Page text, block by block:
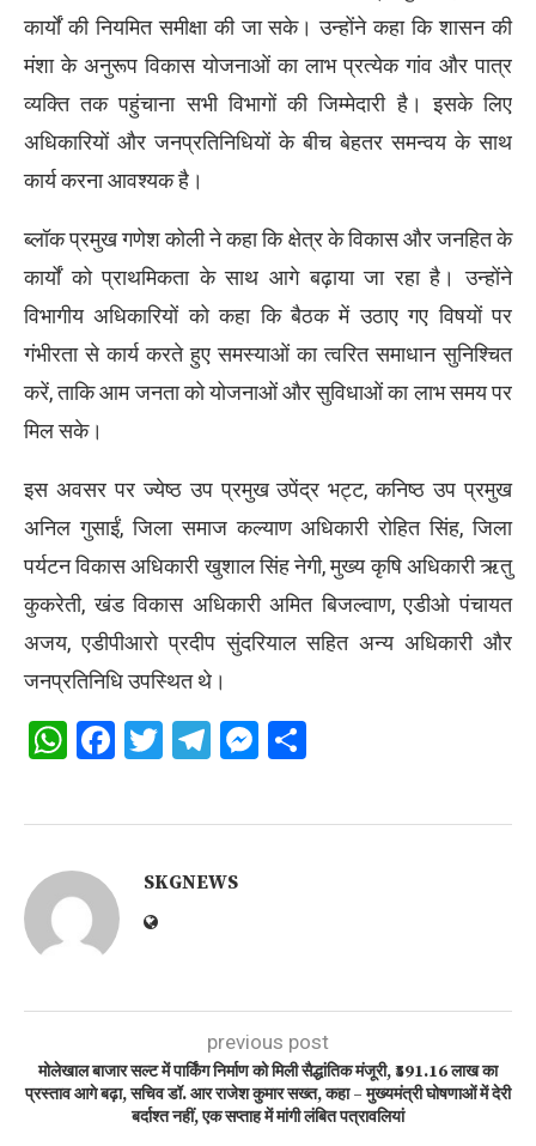
कार्यों की नियमित समीक्षा की जा सके। उन्होंने कहा कि शासन की
मंशा के अनुरूप विकास योजनाओं का लाभ प्रत्येक गांव और पात्र
व्यक्ति तक पहुंचाना सभी विभागों की जिम्मेदारी है। इसके लिए
अधिकारियों और जनप्रतिनिधियों के बीच बेहतर समन्वय के साथ
कार्य करना आवश्यक है।
ब्लॉक प्रमुख गणेश कोली ने कहा कि क्षेत्र के विकास और जनहित के
कार्यों को प्राथमिकता के साथ आगे बढ़ाया जा रहा है। उन्होंने
विभागीय अधिकारियों को कहा कि बैठक में उठाए गए विषयों पर
गंभीरता से कार्य करते हुए समस्याओं का त्वरित समाधान सुनिश्चित
करें, ताकि आम जनता को योजनाओं और सुविधाओं का लाभ समय पर
मिल सके।
इस अवसर पर ज्येष्ठ उप प्रमुख उपेंद्र भट्ट, कनिष्ठ उप प्रमुख
अनिल गुसाईं, जिला समाज कल्याण अधिकारी रोहित सिंह, जिला
पर्यटन विकास अधिकारी खुशाल सिंह नेगी, मुख्य कृषि अधिकारी ऋतु
कुकरेती, खंड विकास अधिकारी अमित बिजल्वाण, एडीओ पंचायत
अजय, एडीपीआरो प्रदीप सुंदरियाल सहित अन्य अधिकारी और
जनप्रतिनिधि उपस्थित थे।
WhatsApp
Facebook
Twitter
Telegram
Messenger
SKGNEWS
previous post
मोलेखाल बाजार सल्ट में पार्किंग निर्माण को मिली सैद्धांतिक मंजूरी, ₹591.16 लाख का
प्रस्ताव आगे बढ़ा, सचिव डॉ. आर राजेश कुमार सख्त, कहा – मुख्यमंत्री घोषणाओं में देरी
बर्दाश्त नहीं, एक सप्ताह में मांगी लंबित पत्रावलियां